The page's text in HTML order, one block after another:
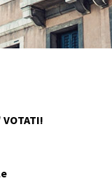
VOTATI!